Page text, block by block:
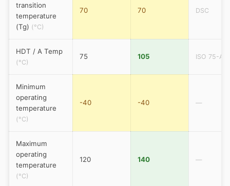
transition
temperature
(Tg) (°C)
70 70 DSC
HDT / A Temp
(°C)
75 105 ISO 75-A
Minimum
operating
temperature
(°C)
-40 -40 —
Maximum
operating
temperature
(°C)
120 140 —